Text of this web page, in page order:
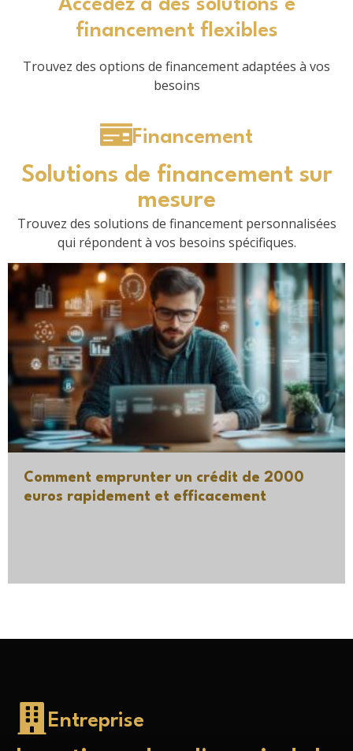
Accédez à des solutions e
financement flexibles
Trouvez des options de financement adaptées à vos
besoins
Financement
Solutions de financement sur
mesure
Trouvez des solutions de financement personnalisées
qui répondent à vos besoins spécifiques.
Comment emprunter un crédit de 2000
euros rapidement et efficacement
Entreprise